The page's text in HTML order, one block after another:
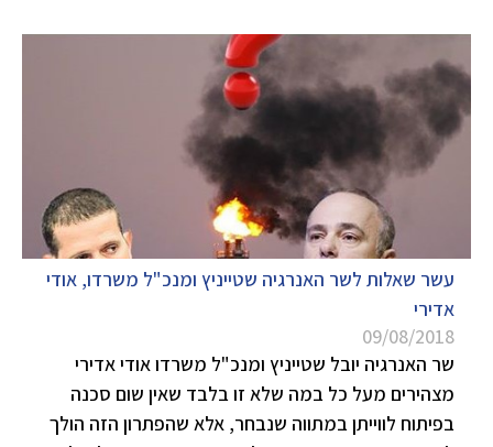
עשר שאלות לשר האנרגיה שטייניץ ומנכ"ל משרדו, אודי
אדירי
09/08/2018
שר האנרגיה יובל שטייניץ ומנכ"ל משרדו אודי אדירי
מצהירים מעל כל במה שלא זו בלבד שאין שום סכנה
בפיתוח לווייתן במתווה שנבחר, אלא שהפתרון הזה הולך